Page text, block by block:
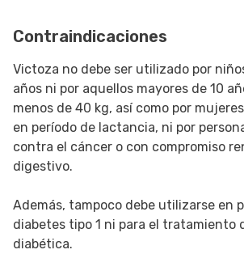
Contraindicaciones
Victoza no debe ser utilizado por
años ni por aquellos mayores de 10
menos de 40 kg, así como por
en período de lactancia, ni por
contra el cáncer o con compromiso
digestivo.
Además, tampoco debe utilizarse en
diabetes tipo 1 ni para el tratamiento
diabética.